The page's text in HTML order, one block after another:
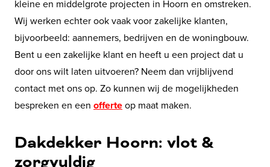
kleine en middelgrote projecten in Hoorn en omstreken.
Wij werken echter ook vaak voor zakelijke klanten,
bijvoorbeeld: aannemers, bedrijven en de woningbouw.
Bent u een zakelijke klant en heeft u een project dat u
door ons wilt laten uitvoeren? Neem dan vrijblijvend
contact met ons op. Zo kunnen wij de mogelijkheden
bespreken en een offerteop maat maken.
Dakdekker Hoorn: vlot &
zorgvuldig